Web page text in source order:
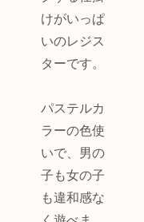
けがいっぱ
いのレジス
ターです。
パステルカ
ラーの色使
いで、男の
子も女の子
も違和感な